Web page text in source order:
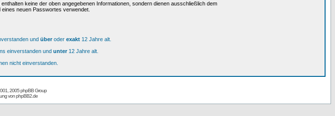
keine der oben angegebenen Informationen, sondern dienen ausschließlich dem
neuen Passwortes verwendet.
und überoder exakt 12 Jahre alt.
einverstanden und unter12 Jahre alt.
nicht einverstanden.
2005 phpBB Group
vonphpBB2.de